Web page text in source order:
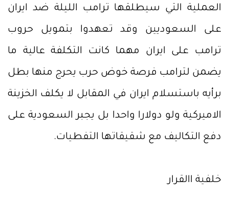
العملية التي سيطلقها ترامب الليلة ضد ايران
على السعوديين وقد تعهدوا بتمويل حروب
ترامب على ايران مهما كانت التكلفة عالية ما
يضمن لترامب فرصة خوض حرب يحرج منها بطل
برأيه باستسلام ايران في المقابل لا يكلف الخزينة
الاميركية ولو دولارا واحدا بل يجبر السعودية على
دفع التكاليف مع شقيقاتها التفطيات.
خلفية االقرار